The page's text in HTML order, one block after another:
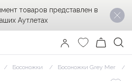
Босоножки Босоножки Grey Mer
товаров представлен в
Аутлетах